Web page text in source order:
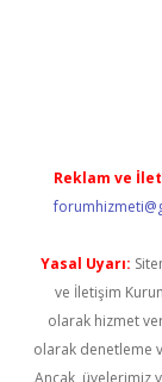
Reklam ve
Yasal Uyarı:
ve İletişim
olarak hizmet
olarak denetleme
Ancak, üyelerimiz